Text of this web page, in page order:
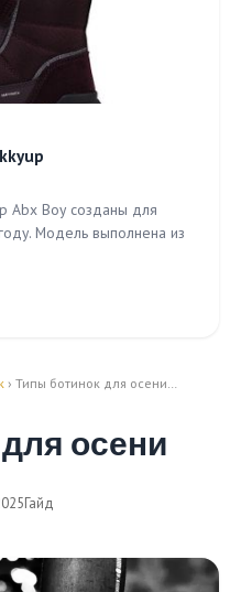
Abx Boy созданы для
Модель выполнена из
› Типы ботинок для осени…
осени
Гайд